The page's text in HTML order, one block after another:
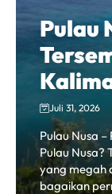
Pulau
Juli 31, 2026
Pulau Nusa
Pulau Nusa?
yang megah
bagaikan